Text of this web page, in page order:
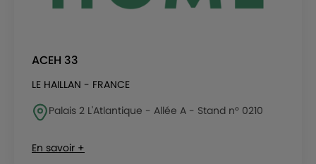
ACEH 33
LE HAILLAN - FRANCE
Palais 2 L'Atlantique - Allée A - Stand n° 0210
En savoir +